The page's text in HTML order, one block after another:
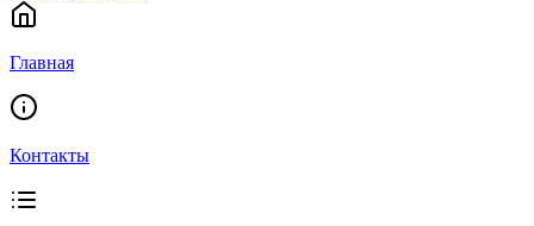
Главная
Контакты